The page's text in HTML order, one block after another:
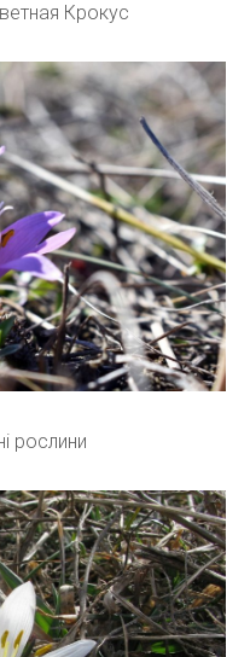
Крокус
рослини